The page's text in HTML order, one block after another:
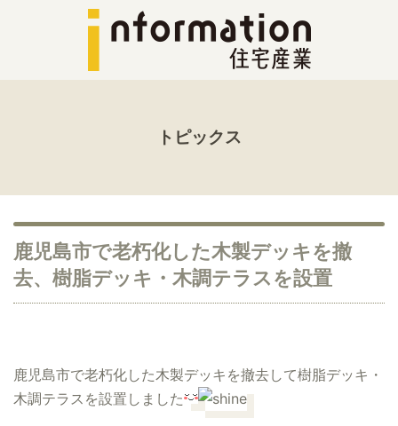
トピックス
鹿児島市で老朽化した木製デッキを撤
去、樹脂デッキ・木調テラスを設置
鹿児島市で老朽化した木製デッキを撤去して樹脂デッキ・
木調テラスを設置しました